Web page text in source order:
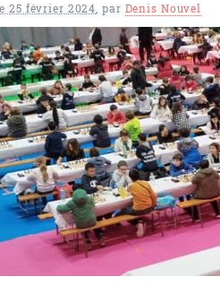
25 février 2024 ,par Denis Nouvel